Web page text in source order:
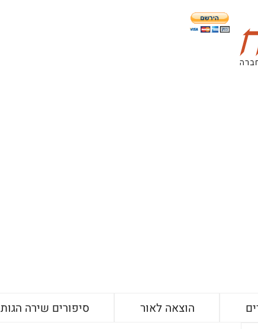
הוצאה לאור סיפורים שירה הגות